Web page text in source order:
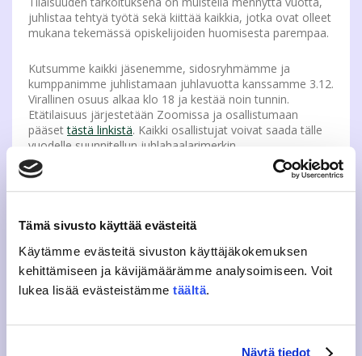
Tämä sivusto käyttää evästeitä
Käytämme evästeitä sivuston käyttäjäkokemuksen
kehittämiseen ja kävijämäärämme analysoimiseen. Voit
lukea lisää evästeistämme täältä.
Näytä tiedot
juhlistaa tehtyä työtä sekä kiittää kaikkia, jotka ovat olleet
mukana tekemässä opiskelijoiden huomisesta parempaa.
Kutsumme kaikki jäsenemme, sidosryhmämme ja
kumppanimme juhlistamaan juhlavuotta kanssamme 3.12.
Virallinen osuus alkaa klo 18 ja kestää noin tunnin.
Etätilaisuus järjestetään Zoomissa ja osallistumaan
pääsettästä linkistä. Kaikki osallistujat voivat saada tälle
vuodelle suunnitellun juhlahaalarimerkin.
Virallinen osuus sisältää mm. juhlapuheen, JAMKOn
hallituksen puheenjohtajan tervehdyksen sekä
luvassa rentoa ohjelmaa ja osallistujilla on myös
Tervetuloa juhlistamaan 20-vuotista JAMKOa!